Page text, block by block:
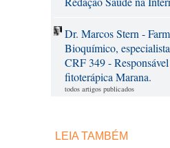
Dr. Marcos Stern -
Bioquímico,
CRF 349 -
fitoterápica Marana.
todos artigos publicados
LEIA TAMBÉM